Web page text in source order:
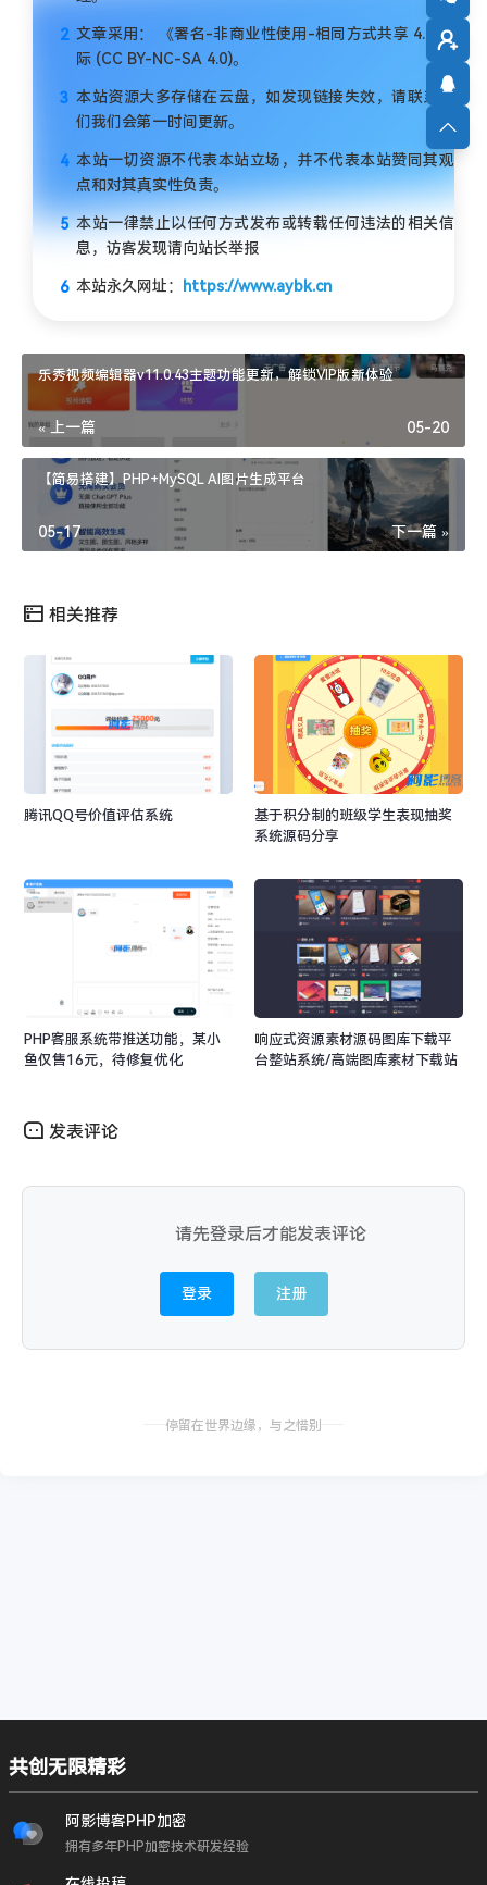
文章采用： 《署名-非商业性使用-相同方式共享 4.0 国
际 (CC BY-NC-SA 4.0)。
本站资源大多存储在云盘，如发现链接失效，请联系我
们我们会第一时间更新。
本站一切资源不代表本站立场，并不代表本站赞同其观
点和对其真实性负责。
本站一律禁止以任何方式发布或转载任何违法的相关信
息，访客发现请向站长举报
本站永久网址： https://www.aybk.cn
乐秀视频编辑器v11.0.43主题功能更新，解锁VIP版新体验
« 上一篇 05-20
【简易搭建】PHP+MySQL AI图片生成平台
下一篇 »
05-17
相关推荐
腾讯QQ号价值评估系统
基于积分制的班级学生表现抽奖
系统源码分享
PHP客服系统带推送功能，某小
鱼仅售16元，待修复优化
响应式资源素材源码图库下载平
台整站系统/高端图库素材下载站
发表评论
请先登录后才能发表评论
登录 注册
停留在世界边缘，与之惜别
共创无限精彩
阿影博客PHP加密
拥有多年PHP加密技术研发经验